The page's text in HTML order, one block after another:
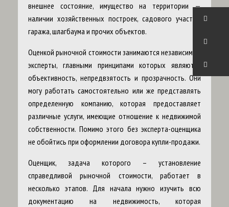
внешнее состояние, имущество на территории —
наличии хозяйственных построек, садового участка,
гаража, шлагбаума и прочих объектов.
Оценкой рыночной стоимости занимаются независимые
эксперты, главными принципами которых являются
объективность, непредвзятость и прозрачность. Они
могу работать самостоятельно или же представлять
определенную компанию, которая предоставляет
различные услуги, имеющие отношение к недвижимой
собственности. Помимо этого без эксперта-оценщика
не обойтись при оформлении договора купли-продажи.
Оценщик, задача которого – установление
справедливой рыночной стоимости, работает в
несколько этапов. Для начала нужно изучить всю
документацию на недвижимость, которая